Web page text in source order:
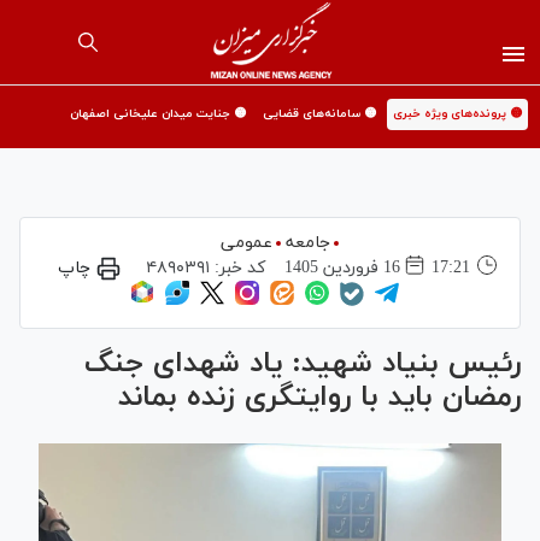
🟡 پرونده‌های ویژه خبری 🟡 سامانه‌های قضایی 🟡 جنایت میدان علیخانی اصفهان
جامعه
عمومی
17:21
16 فروردين 1405 کد خبر: ۴۸۹۰۳۹۱ چاپ
رئیس بنیاد شهید: یاد شهدای جنگ
رمضان باید با روایتگری زنده بماند